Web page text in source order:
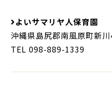
よいサマリヤ人保育園
沖縄県島尻郡南風原町新
TEL 098-889-1339